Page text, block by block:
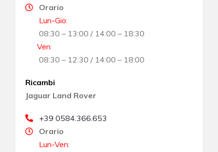
Orario
Lun-Gio:
08:30 – 13:00 / 14:00 – 18:30
Ven:
08:30 – 12:30 / 14:00 – 18:00
Ricambi
Jaguar Land Rover
+39 0584.366.653
Orario
Lun-Ven: